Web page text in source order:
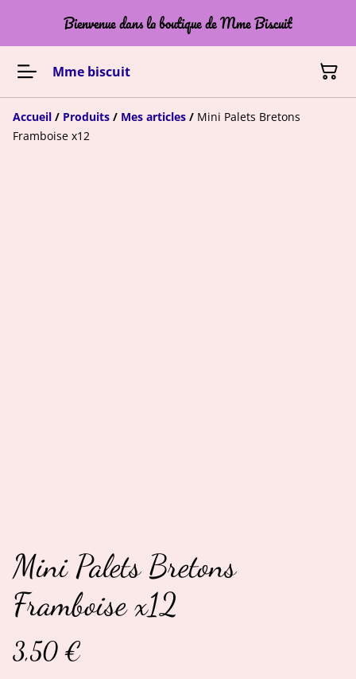
Bienvenue dans la boutique de Mme Biscuit
Mme biscuit
Accueil / Produits / Mes articles / Mini Palets Bretons
Framboise x12
Mini Palets Bretons
Framboise x12
3,50 €